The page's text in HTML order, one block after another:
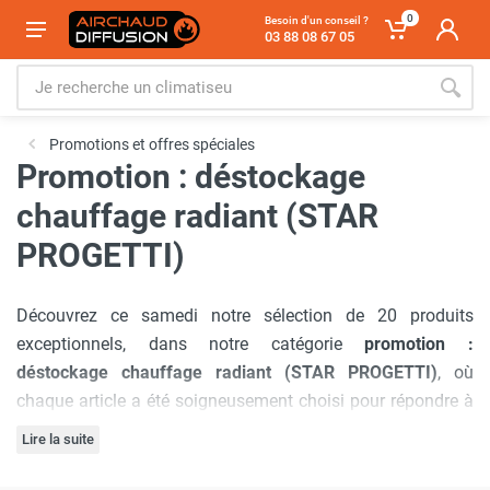
Besoin d'un conseil ?
03 88 08 67 05
0
Promotions et offres spéciales
Promotion : déstockage
chauffage radiant (STAR
PROGETTI)
Découvrez ce samedi notre sélection de 20 produits
exceptionnels, dans notre catégorie promotion :
déstockage chauffage radiant (STAR PROGETTI), où
chaque article a été soigneusement choisi pour répondre à
vos besoins avec précision. C'est pour cela que nous avons
Lire la suite